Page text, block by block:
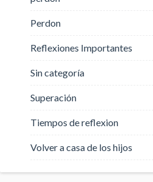
Perdon
Reflexiones Importantes
Sin categoría
Superación
Tiempos de reflexion
Volver a casa de los hijos